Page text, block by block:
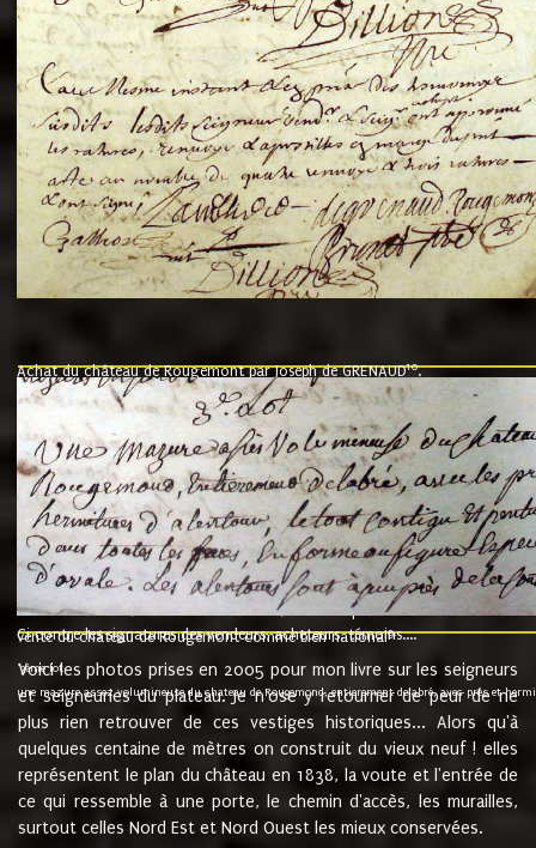
Achat du château de Rougemont par Joseph de GRENAUD10.
"l'an mil six cent soixante treze le ving neuvième jour du mois de
nommé fut présent Messire Claude Guillaume de Moyriat chevalier baron
vend, purement simplement et irrevocablement a monseigneur monsieur
et chavannes conseiller du roy au parlement de Bourgogne, present et
que le dit seigneur Baron de la Vellière a sur ses hommes, indivisables et
de la Velliere tout ainsi et comme le dit seigneur Baron et ses
présent......"
suivent les rentes, donation des terriers, etc... au prix de 880 livre louis
Ci contre les signatures des vendeurs, acheteurs, témoins....
vente du château de Rougemont comme bien national9.
"3ème lot
une mazure assez volumineuse du chateau de Rougemond, entierement delabré, avec près et
Voici les photos prises en 2005 pour mon livre sur les seigneurs
et seigneuries du plateau. Je n'ose y retourner de peur de ne
plus rien retrouver de ces vestiges historiques... Alors qu'à
quelques centaine de mètres on construit du vieux neuf ! elles
représentent le plan du château en 1838, la voute et l'entrée de
ce qui ressemble à une porte, le chemin d'accès, les murailles,
surtout celles Nord Est et Nord Ouest les mieux conservées.